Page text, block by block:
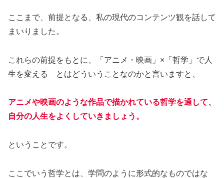
ここまで、前提となる、私の現代のコンテンツ観を話して
まいりました。
これらの前提をもとに、「アニメ・映画」×「哲学」で人
生を変える とはどういうことなのかと言いますと、
アニメや映画のような作品で描かれている哲学を通して、
自分の人生をよくしていきましょう。
ということです。
ここでいう哲学とは、学問のように形式的なものではな